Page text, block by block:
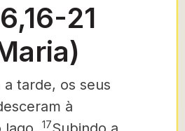
21
a tarde, os seus
à
17